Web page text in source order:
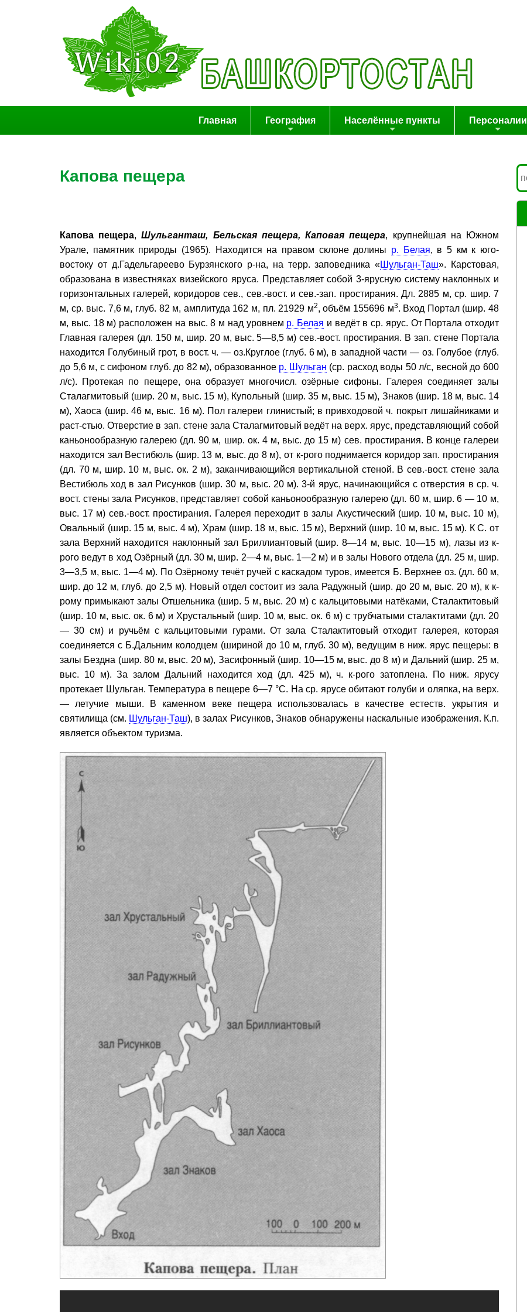
Главная География Населённые пункты Персоналии
Капова пещера
Капова пещера,Шульганташ, Бельская пещера, Каповая пещера, крупнейшая на Южном
Урале, памятник природы (1965). Находится на правом склоне долины р. Белая, в 5 км к юго-
востоку от д.Гадельгареево Бурзянского р-на, на терр. заповедника «Шульган-Таш». Карстовая,
образована в известняках визейского яруса. Представляет собой 3-ярусную систему наклонных и
горизонтальных галерей, коридоров сев., сев.-вост. и сев.-зап. простирания. Дл. 2885 м, ср. шир. 7
м, ср. выс. 7,6 м, глуб. 82 м, амплитуда 162 м, пл. 21929 м2, объём 155696 м3. Вход Портал (шир. 48
м, выс. 18 м) расположен на выс. 8 м над уровнем р. Белая и ведёт в ср. ярус. От Портала отходит
Главная галерея (дл. 150 м, шир. 20 м, выс. 5—8,5 м) сев.-вост. простирания. В зап. стене Портала
находится Голубиный грот, в вост. ч. — оз.Круглое (глуб. 6 м), в западной части — оз. Голубое (глуб.
до 5,6 м, с сифоном глуб. до 82 м), образованное р. Шульган (ср. расход воды 50 л/с, весной до 600
л/с). Протекая по пещере, она образует многочисл. озёрные сифоны. Галерея соединяет залы
Сталагмитовый (шир. 20 м, выс. 15 м), Купольный (шир. 35 м, выс. 15 м), Знаков (шир. 18 м, выс. 14
м), Хаоса (шир. 46 м, выс. 16 м). Пол галереи глинистый; в привходовой ч. покрыт лишайниками и
раст-стью. Отверстие в зап. стене зала Сталагмитовый ведёт на верх. ярус, представляющий собой
каньонообразную галерею (дл. 90 м, шир. ок. 4 м, выс. до 15 м) сев. простирания. В конце галереи
находится зал Вестибюль (шир. 13 м, выс. до 8 м), от к-рого поднимается коридор зап. простирания
(дл. 70 м, шир. 10 м, выс. ок. 2 м), заканчивающийся вертикальной стеной. В сев.-вост. стене зала
Вестибюль ход в зал Рисунков (шир. 30 м, выс. 20 м). 3-й ярус, начинающийся с отверстия в ср. ч.
вост. стены зала Рисунков, представляет собой каньонообразную галерею (дл. 60 м, шир. 6 — 10 м,
выс. 17 м) сев.-вост. простирания. Галерея переходит в залы Акустический (шир. 10 м, выс. 10 м),
Овальный (шир. 15 м, выс. 4 м), Храм (шир. 18 м, выс. 15 м), Верхний (шир. 10 м, выс. 15 м). К С. от
зала Верхний находится наклонный зал Бриллиантовый (шир. 8—14 м, выс. 10—15 м), лазы из к-
рого ведут в ход Озёрный (дл. 30 м, шир. 2—4 м, выс. 1—2 м) и в залы Нового отдела (дл. 25 м, шир.
3—3,5 м, выс. 1—4 м). По Озёрному течёт ручей с каскадом туров, имеется Б. Верхнее оз. (дл. 60 м,
шир. до 12 м, глуб. до 2,5 м). Новый отдел состоит из зала Радужный (шир. до 20 м, выс. 20 м), к к-
рому примыкают залы Отшельника (шир. 5 м, выс. 20 м) с кальцитовыми натёками, Сталактитовый
(шир. 10 м, выс. ок. 6 м) и Хрустальный (шир. 10 м, выс. ок. 6 м) с трубчатыми сталактитами (дл. 20
— 30 см) и ручьём с кальцитовыми гурами. От зала Сталактитовый отходит галерея, которая
соединяется с Б.Дальним колодцем (шириной до 10 м, глуб. 30 м), ведущим в ниж. ярус пещеры: в
залы Бездна (шир. 80 м, выс. 20 м), Засифонный (шир. 10—15 м, выс. до 8 м) и Дальний (шир. 25 м,
выс. 10 м). За залом Дальний находится ход (дл. 425 м), ч. к-рого затоплена. По ниж. ярусу
протекает Шульган. Температура в пещере 6—7 °C. На ср. ярусе обитают голуби и оляпка, на верх.
— летучие мыши. В каменном веке пещера использовалась в качестве естеств. укрытия и
святилища (см. Шульган-Таш), в залах Рисунков, Знаков обнаружены наскальные изображения. К.п.
является объектом туризма.